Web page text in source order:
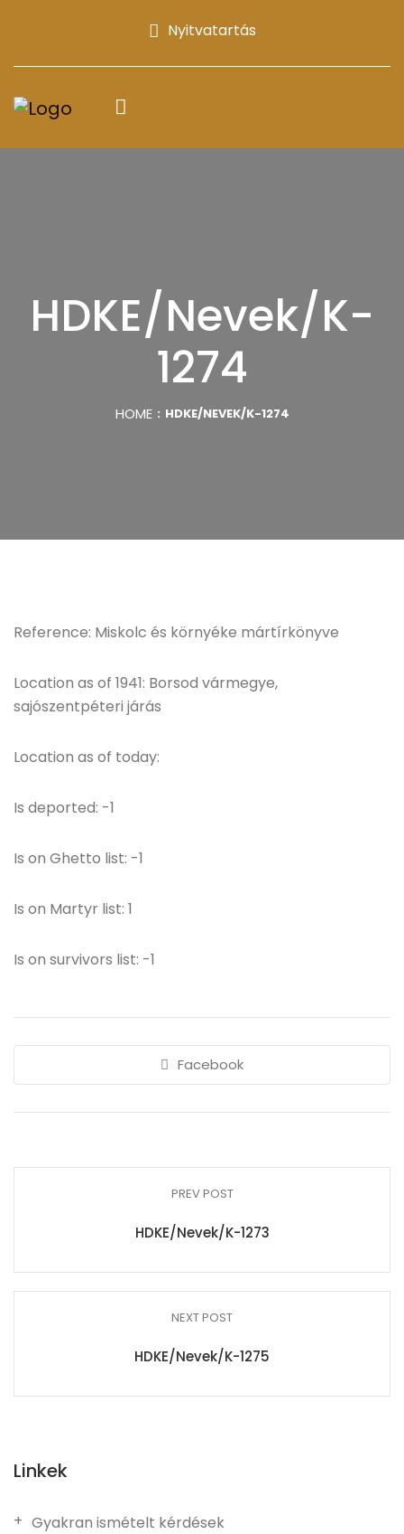
Nyitvatartás
HDKE/Nevek/K-
1274
HOME HDKE/NEVEK/K-1274
Reference: Miskolc és környéke mártírkönyve
Location as of 1941: Borsod vármegye,
sajószentpéteri járás
Location as of today:
Is deported: -1
Is on Ghetto list: -1
Is on Martyr list: 1
Is on survivors list: -1
Facebook
PREV POST
HDKE/Nevek/K-1273
NEXT POST
HDKE/Nevek/K-1275
Linkek
Gyakran ismételt kérdések